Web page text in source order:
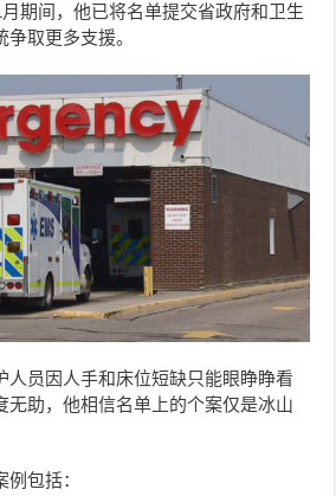
期间，他已将名单提交省政府和卫生
取更多支援。
人员因人手和床位短缺只能眼睁睁看
无助，他相信名单上的个案仅是冰山
包括：